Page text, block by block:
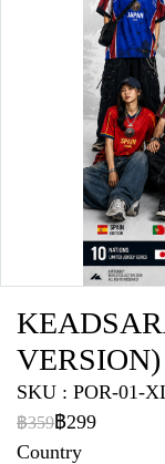
VERSION)
SKU : POR-01-
฿359฿299
Country